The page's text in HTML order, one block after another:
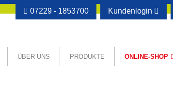
07229 - 1853700 Kundenlogin
ÜBER UNS PRODUKTE ONLINE-SHOP